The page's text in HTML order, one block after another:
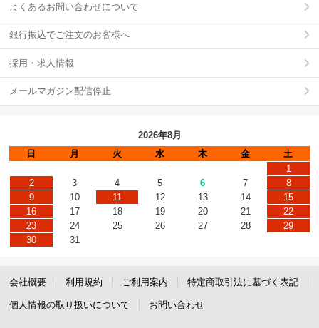
よくあるお問い合わせについて
銀行振込でご注文のお客様へ
採用・求人情報
メールマガジン配信停止
2026年8月
日
月 火 水 木 金
土
1
2
3 4 5 6 7
8
9
10 11 12 13 14
15
16
17 18 19 20 21
22
23
24 25 26 27 28
29
30
31
会社概要 利用規約 ご利用案内 特定商取引法に基づく表記
個人情報の取り扱いについて お問い合わせ